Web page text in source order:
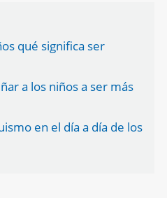
qué significa ser
a los niños a ser más
en el día a día de los